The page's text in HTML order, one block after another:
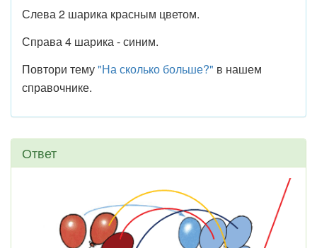
Слева 2 шарика красным цветом.
Справа 4 шарика - синим.
Повтори тему"На сколько больше?" в нашем
справочнике.
Ответ